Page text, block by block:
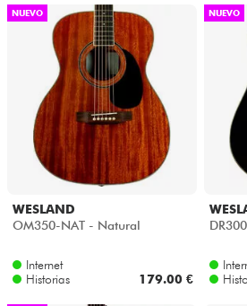
Luces
Batería y percusión
Vientos
Violines y cuarteto
Niños
Cables & Acces.
NUEVO
WESLAND
OM350-NAT - Natural
Internet
Historias
179.00 €
NUEVO